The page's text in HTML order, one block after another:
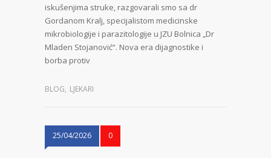
iskušenjima struke, razgovarali smo sa dr
Gordanom Kralj, specijalistom medicinske
mikrobiologije i parazitologije u JZU Bolnica „Dr
Mladen Stojanović“. Nova era dijagnostike i
borba protiv
BLOG, LJEKARI
25/04/2026 0